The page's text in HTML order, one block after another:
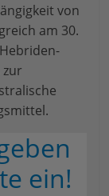
von
am 30.
ein!